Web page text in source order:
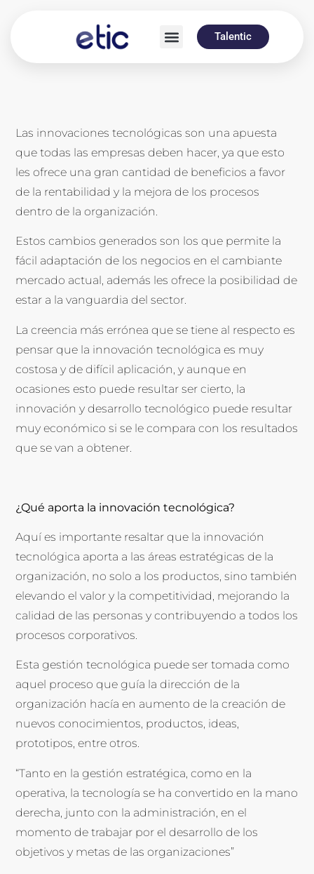
Talentic
Las innovaciones tecnológicas son una apuesta
que todas las empresas deben hacer, ya que esto
les ofrece una gran cantidad de beneficios a favor
de la rentabilidad y la mejora de los procesos
dentro de la organización.
Estos cambios generados son los que permite la
fácil adaptación de los negocios en el cambiante
mercado actual, además les ofrece la posibilidad de
estar a la vanguardia del sector.
La creencia más errónea que se tiene al respecto es
pensar que la innovación tecnológica es muy
costosa y de difícil aplicación, y aunque en
ocasiones esto puede resultar ser cierto, la
innovación y desarrollo tecnológico puede resultar
muy económico si se le compara con los resultados
que se van a obtener.
¿Qué aporta la innovación tecnológica?
Aquí es importante resaltar que la innovación
tecnológica aporta a las áreas estratégicas de la
organización, no solo a los productos, sino también
elevando el valor y la competitividad, mejorando la
calidad de las personas y contribuyendo a todos los
procesos corporativos.
Esta gestión tecnológica puede ser tomada como
aquel proceso que guía la dirección de la
organización hacía en aumento de la creación de
nuevos conocimientos, productos, ideas,
prototipos, entre otros.
“Tanto en la gestión estratégica, como en la
operativa, la tecnología se ha convertido en la mano
derecha, junto con la administración, en el
momento de trabajar por el desarrollo de los
objetivos y metas de las organizaciones”